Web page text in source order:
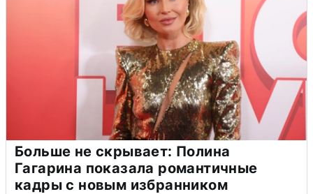
Больше не скрывает: Полина
Гагарина показала романтичные
кадры с новым избранником